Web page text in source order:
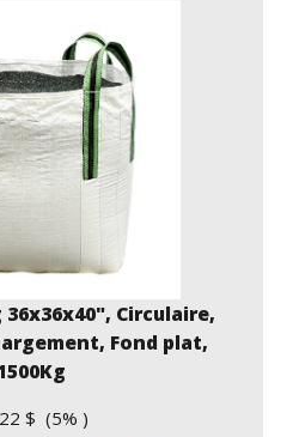
36x36x40", Circulaire,
Fond plat,
$ (5% )